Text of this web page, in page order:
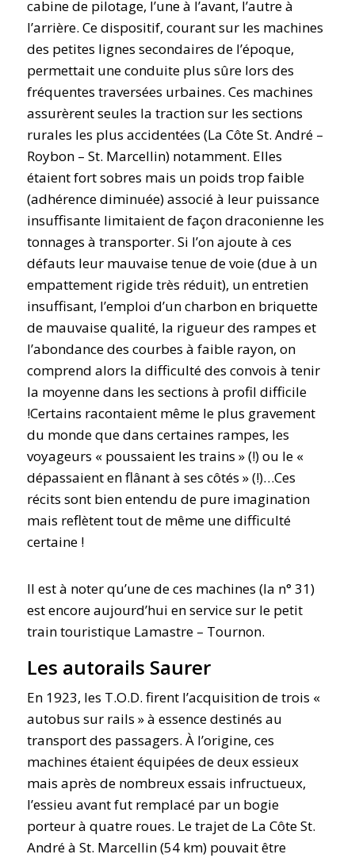
cabine de pilotage, l’une à l’avant, l’autre à
l’arrière. Ce dispositif, courant sur les machines
des petites lignes secondaires de l’époque,
permettait une conduite plus sûre lors des
fréquentes traversées urbaines. Ces machines
assurèrent seules la traction sur les sections
rurales les plus accidentées (La Côte St. André –
Roybon – St. Marcellin) notamment. Elles
étaient fort sobres mais un poids trop faible
(adhérence diminuée) associé à leur puissance
insuffisante limitaient de façon draconienne les
tonnages à transporter. Si l’on ajoute à ces
défauts leur mauvaise tenue de voie (due à un
empattement rigide très réduit), un entretien
insuffisant, l’emploi d’un charbon en briquette
de mauvaise qualité, la rigueur des rampes et
l’abondance des courbes à faible rayon, on
comprend alors la difficulté des convois à tenir
la moyenne dans les sections à profil difficile
!Certains racontaient même le plus gravement
du monde que dans certaines rampes, les
voyageurs « poussaient les trains » (!) ou le «
dépassaient en flânant à ses côtés » (!)…Ces
récits sont bien entendu de pure imagination
mais reflètent tout de même une difficulté
certaine !
Il est à noter qu’une de ces machines (la n° 31)
est encore aujourd’hui en service sur le petit
train touristique Lamastre – Tournon.
Les autorails Saurer
En 1923, les T.O.D. firent l’acquisition de trois «
autobus sur rails » à essence destinés au
transport des passagers. À l’origine, ces
machines étaient équipées de deux essieux
mais après de nombreux essais infructueux,
l’essieu avant fut remplacé par un bogie
porteur à quatre roues. Le trajet de La Côte St.
André à St. Marcellin (54 km) pouvait être